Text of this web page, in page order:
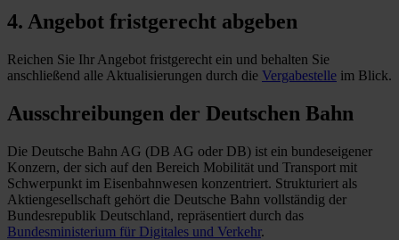
4. Angebot fristgerecht abgeben
Reichen Sie Ihr Angebot fristgerecht ein und behalten Sie
anschließend alle Aktualisierungen durch die Vergabestelle im Blick.
Ausschreibungen der Deutschen Bahn
Die Deutsche Bahn AG (DB AG oder DB) ist ein bundeseigener
Konzern, der sich auf den Bereich Mobilität und Transport mit
Schwerpunkt im Eisenbahnwesen konzentriert. Strukturiert als
Aktiengesellschaft gehört die Deutsche Bahn vollständig der
Bundesrepublik Deutschland, repräsentiert durch das
Bundesministerium für Digitales und Verkehr.